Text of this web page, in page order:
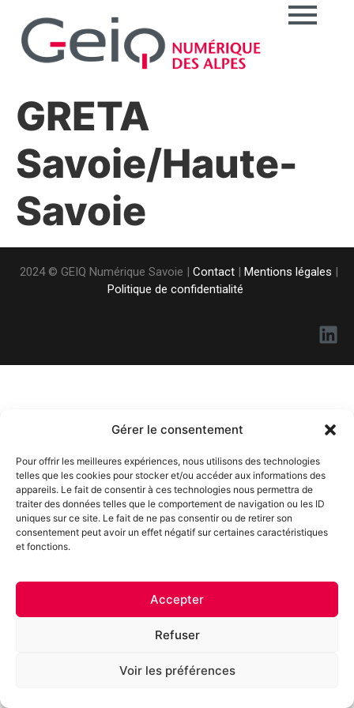
Gérer le consentement
Pour offrir les meilleures expériences, nous utilisons des technologies
telles que les cookies pour stocker et/ou accéder aux informations des
appareils. Le fait de consentir à ces technologies nous permettra de
traiter des données telles que le comportement de navigation ou les ID
uniques sur ce site. Le fait de ne pas consentir ou de retirer son
consentement peut avoir un effet négatif sur certaines caractéristiques
et fonctions.
Accepter
Refuser
Voir les préférences
GRETA
Savoie/Haute-
Savoie
2024 © GEIQ Numérique Savoie | Contact| Mentions légales |
Politique de confidentialité